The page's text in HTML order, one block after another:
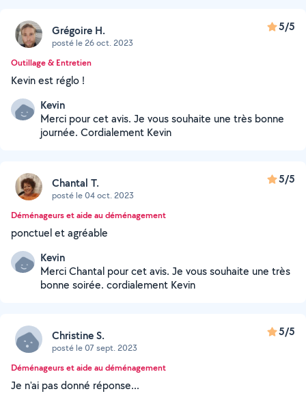
Grégoire H.
posté le 26 oct. 2023
5/5
Outillage & Entretien
Kevin est réglo !
Kevin
Merci pour cet avis. Je vous souhaite une très bonne
journée. Cordialement Kevin
Chantal T.
posté le 04 oct. 2023
5/5
Déménageurs et aide au déménagement
ponctuel et agréable
Kevin
Merci Chantal pour cet avis. Je vous souhaite une très
bonne soirée. cordialement Kevin
Christine S.
posté le 07 sept. 2023
5/5
Déménageurs et aide au déménagement
Je n'ai pas donné réponse...